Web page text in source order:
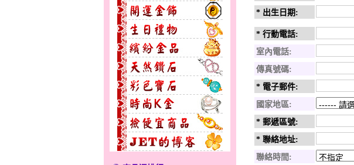
無限之愛～男黃金戒指
* 出生日期:
* 行動電話:
室內電話:
傳真號碼:
* 電子郵件:
國家地區:
* 郵遞區號:
* 聯絡地址:
聯絡時間: